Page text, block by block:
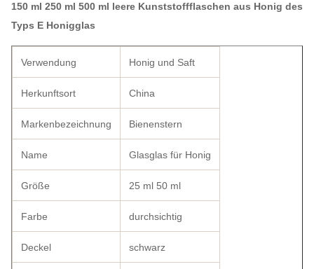
150 ml 250 ml 500 ml leere Kunststoffflaschen aus Honig des
Typs E Honigglas
Verwendung Honig und Saft
Herkunftsort China
Markenbezeichnung Bienenstern
Name Glasglas für Honig
Größe 25 ml 50 ml
Farbe durchsichtig
Deckel schwarz